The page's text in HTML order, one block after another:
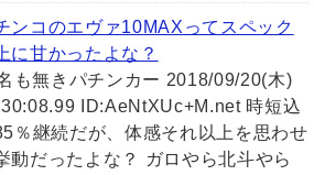
ンコのエヴァ10MAXってスペック
に甘かったよな？
も無きパチンカー 2018/09/20(木)
ID:AeNtXUc+M.net 時短込
％継続だが、体感それ以上を思わせ
動だったよな？ ガロやら北斗やら